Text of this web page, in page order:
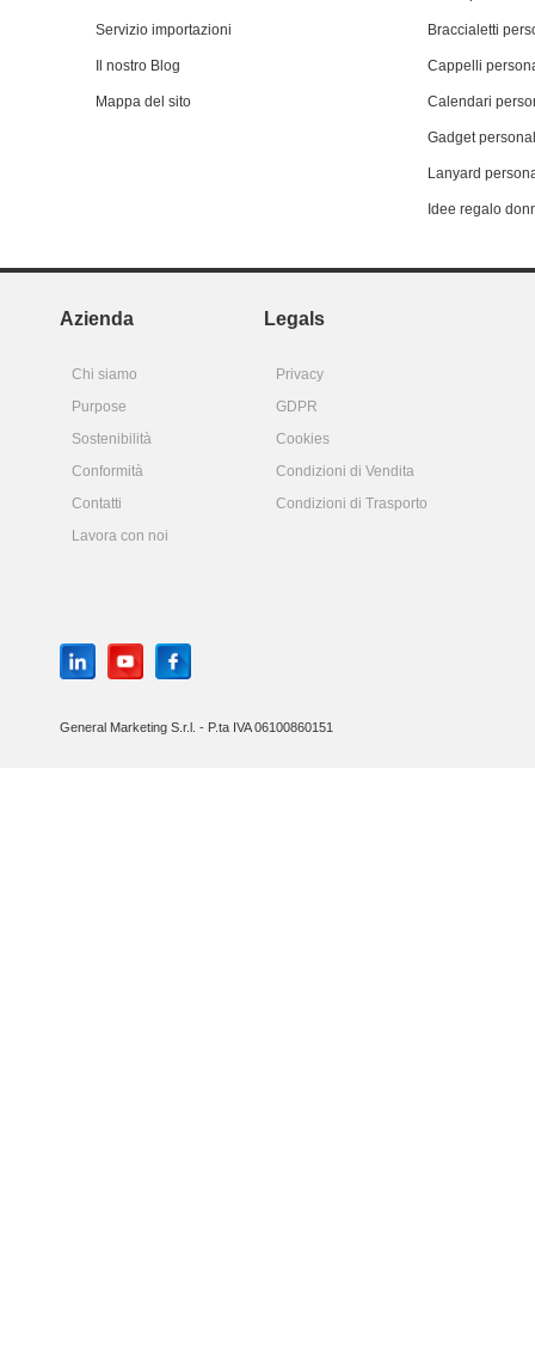
Servizio importazioni
Il nostro Blog
Mappa del sito
Braccialetti
Cappelli
Calendari
Gadget
Lanyard
Idee regalo
Azienda Legals
Chi siamo
Privacy
Purpose
GDPR
Sostenibilità
Cookies
Conformità
Condizioni di Vendita
Contatti
Condizioni di Trasporto
Lavora con noi
General Marketing S.r.l. - P.ta IVA 06100860151